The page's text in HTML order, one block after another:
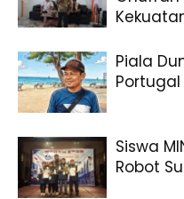
Piala
Siswa
Robot